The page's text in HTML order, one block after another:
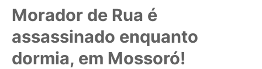
Morador de Rua é
assassinado enquanto
dormia, em Mossoró!